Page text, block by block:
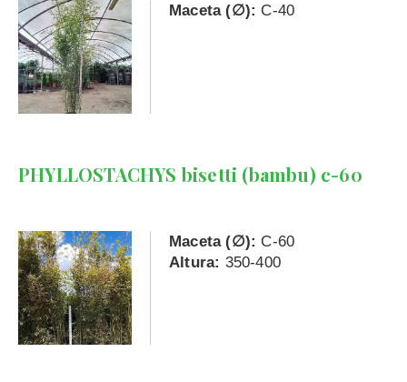
Maceta (∅): C-40
PHYLLOSTACHYS bisetti (bambu) c-60
Maceta (∅): C-60
Altura: 350-400